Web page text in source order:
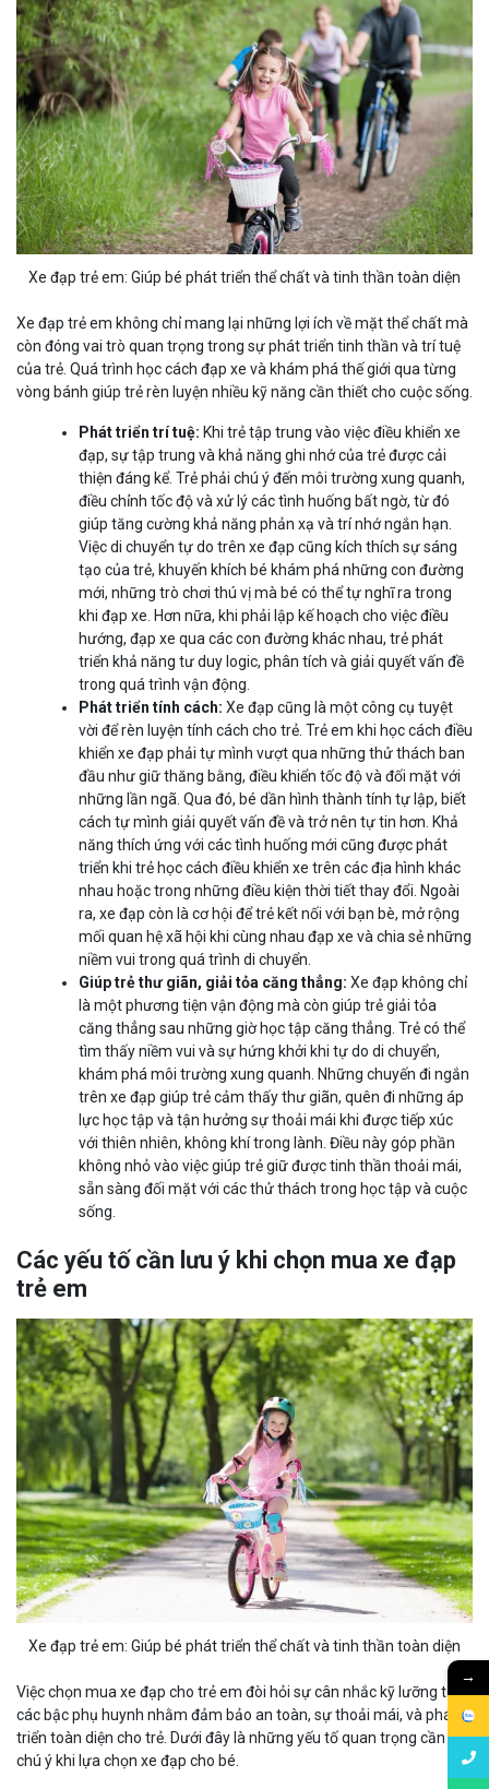
Xe đạp trẻ em: Giúp bé phát triển thể chất và tinh thần toàn diện
Xe đạp trẻ em không chỉ mang lại những lợi ích về mặt thể chất mà
còn đóng vai trò quan trọng trong sự phát triển tinh thần và trí tuệ
của trẻ. Quá trình học cách đạp xe và khám phá thế giới qua từng
vòng bánh giúp trẻ rèn luyện nhiều kỹ năng cần thiết cho cuộc sống.
Phát triển trí tuệ: Khi trẻ tập trung vào việc điều khiển xe
đạp, sự tập trung và khả năng ghi nhớ của trẻ được cải
thiện đáng kể. Trẻ phải chú ý đến môi trường xung quanh,
điều chỉnh tốc độ và xử lý các tình huống bất ngờ, từ đó
giúp tăng cường khả năng phản xạ và trí nhớ ngắn hạn.
Việc di chuyển tự do trên xe đạp cũng kích thích sự sáng
tạo của trẻ, khuyến khích bé khám phá những con đường
mới, những trò chơi thú vị mà bé có thể tự nghĩ ra trong
khi đạp xe. Hơn nữa, khi phải lập kế hoạch cho việc điều
hướng, đạp xe qua các con đường khác nhau, trẻ phát
triển khả năng tư duy logic, phân tích và giải quyết vấn đề
trong quá trình vận động.
Phát triển tính cách: Xe đạp cũng là một công cụ tuyệt
vời để rèn luyện tính cách cho trẻ. Trẻ em khi học cách điều
khiển xe đạp phải tự mình vượt qua những thử thách ban
đầu như giữ thăng bằng, điều khiển tốc độ và đối mặt với
những lần ngã. Qua đó, bé dần hình thành tính tự lập, biết
cách tự mình giải quyết vấn đề và trở nên tự tin hơn. Khả
năng thích ứng với các tình huống mới cũng được phát
triển khi trẻ học cách điều khiển xe trên các địa hình khác
nhau hoặc trong những điều kiện thời tiết thay đổi. Ngoài
ra, xe đạp còn là cơ hội để trẻ kết nối với bạn bè, mở rộng
mối quan hệ xã hội khi cùng nhau đạp xe và chia sẻ những
niềm vui trong quá trình di chuyển.
Giúp trẻ thư giãn, giải tỏa căng thẳng: Xe đạp không chỉ
là một phương tiện vận động mà còn giúp trẻ giải tỏa
căng thẳng sau những giờ học tập căng thẳng. Trẻ có thể
tìm thấy niềm vui và sự hứng khởi khi tự do di chuyển,
khám phá môi trường xung quanh. Những chuyến đi ngắn
trên xe đạp giúp trẻ cảm thấy thư giãn, quên đi những áp
lực học tập và tận hưởng sự thoải mái khi được tiếp xúc
với thiên nhiên, không khí trong lành. Điều này góp phần
không nhỏ vào việc giúp trẻ giữ được tinh thần thoải mái,
sẵn sàng đối mặt với các thử thách trong học tập và cuộc
sống.
Các yếu tố cần lưu ý khi chọn mua xe đạp
trẻ em
Xe đạp trẻ em: Giúp bé phát triển thể chất và tinh thần toàn diện
Việc chọn mua xe đạp cho trẻ em đòi hỏi sự cân nhắc kỹ lưỡng từ
các bậc phụ huynh nhằm đảm bảo an toàn, sự thoải mái, và phát
triển toàn diện cho trẻ. Dưới đây là những yếu tố quan trọng cần
chú ý khi lựa chọn xe đạp cho bé.
→